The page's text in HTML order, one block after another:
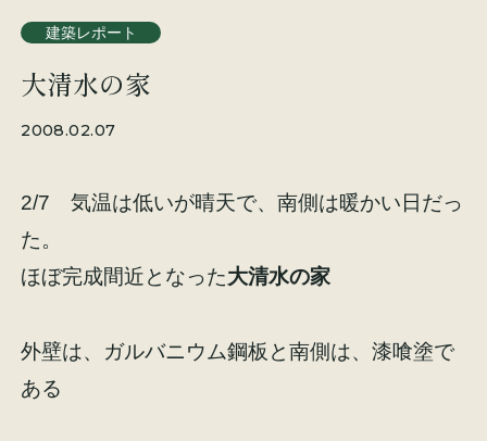
建築レポート
大清水の家
2008.02.07
2/7 気温は低いが晴天で、南側は暖かい日だっ
た。
ほぼ完成間近となった大清水の家
外壁は、ガルバニウム鋼板と南側は、漆喰塗で
ある
大工が建てる家
気候風土適応住宅
性能・素材
リノベーション